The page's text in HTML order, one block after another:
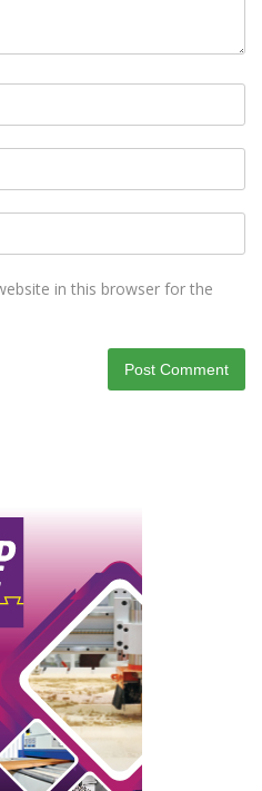
in this browser for the